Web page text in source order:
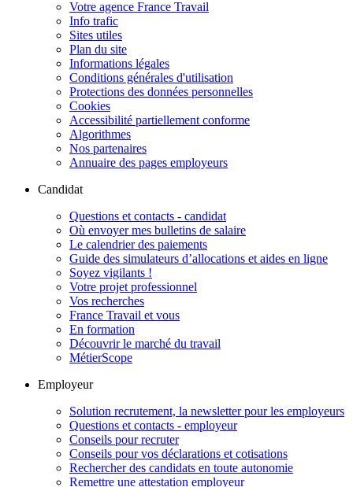
Votre agence France Travail
Info trafic
Sites utiles
Plan du site
Informations légales
Conditions générales d'utilisation
Protections des données personnelles
Cookies
Accessibilité partiellement conforme
Algorithmes
Nos partenaires
Annuaire des pages employeurs
Candidat
Questions et contacts - candidat
Où envoyer mes bulletins de salaire
Le calendrier des paiements
Guide des simulateurs d’allocations et aides en ligne
Soyez vigilants !
Votre projet professionnel
Vos recherches
France Travail et vous
En formation
Découvrir le marché du travail
MétierScope
Employeur
Solution recrutement, la newsletter pour les employeurs
Questions et contacts - employeur
Conseils pour recruter
Conseils pour vos déclarations et cotisations
Rechercher des candidats en toute autonomie
Remettre une attestation employeur